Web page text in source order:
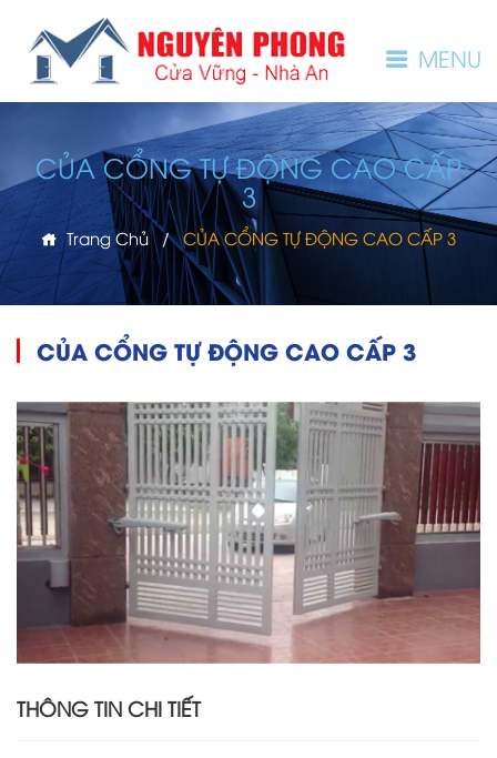
CỦA CỔNG TỰ ĐỘNG CAO CẤP
3
Trang Chủ / CỦA CỔNG TỰ ĐỘNG CAO CẤP 3
CỦA CỔNG TỰ ĐỘNG CAO CẤP 3
THÔNG TIN CHI TIẾT
MENU